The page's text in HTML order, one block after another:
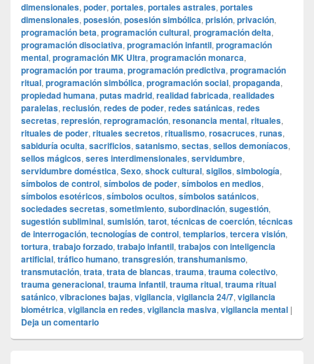
dimensionales, poder, portales, portales astrales, portales
dimensionales, posesión, posesión simbólica, prisión, privación,
programación beta, programación cultural, programación delta,
programación disociativa, programación infantil, programación
mental, programación MK Ultra, programación monarca,
programación por trauma, programación predictiva, programación
ritual, programación simbólica, programación social, propaganda,
propiedad humana, putas madrid, realidad fabricada, realidades
paralelas, reclusión, redes de poder, redes satánicas, redes
secretas, represión, reprogramación, resonancia mental, rituales,
rituales de poder, rituales secretos, ritualismo, rosacruces, runas,
sabiduría oculta, sacrificios, satanismo, sectas, sellos demoníacos,
sellos mágicos, seres interdimensionales, servidumbre,
servidumbre doméstica, Sexo, shock cultural, sigilos, simbología,
símbolos de control, símbolos de poder, símbolos en medios,
símbolos esotéricos, símbolos ocultos, símbolos satánicos,
sociedades secretas, sometimiento, subordinación, sugestión,
sugestión subliminal, sumisión, tarot, técnicas de coerción, técnicas
de interrogación, tecnologías de control, templarios, tercera visión,
tortura, trabajo forzado, trabajo infantil, trabajos con inteligencia
artificial, tráfico humano, transgresión, transhumanismo,
transmutación, trata, trata de blancas, trauma, trauma colectivo,
trauma generacional, trauma infantil, trauma ritual, trauma ritual
satánico, vibraciones bajas, vigilancia, vigilancia 24/7, vigilancia
biométrica, vigilancia en redes, vigilancia masiva, vigilancia mental |
Deja un comentario